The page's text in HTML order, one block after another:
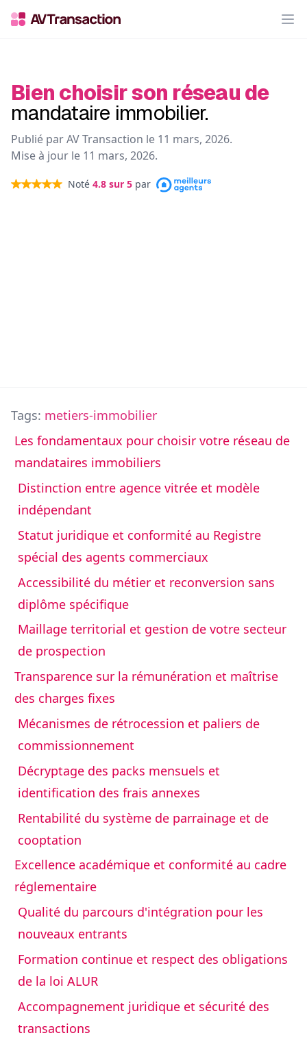
Bien choisir son réseau de
mandataire immobilier.
Publié par AV Transaction le 11 mars, 2026.
Mise à jour le 11 mars, 2026.
Noté 4.8 sur 5 par
Tags: metiers-immobilier
Les fondamentaux pour choisir votre réseau de
mandataires immobiliers
Distinction entre agence vitrée et modèle
indépendant
Statut juridique et conformité au Registre
spécial des agents commerciaux
Accessibilité du métier et reconversion sans
diplôme spécifique
Maillage territorial et gestion de votre secteur
de prospection
Transparence sur la rémunération et maîtrise
des charges fixes
Mécanismes de rétrocession et paliers de
commissionnement
Décryptage des packs mensuels et
identification des frais annexes
Rentabilité du système de parrainage et de
cooptation
Excellence académique et conformité au cadre
réglementaire
Qualité du parcours d'intégration pour les
nouveaux entrants
Formation continue et respect des obligations
de la loi ALUR
Accompagnement juridique et sécurité des
transactions